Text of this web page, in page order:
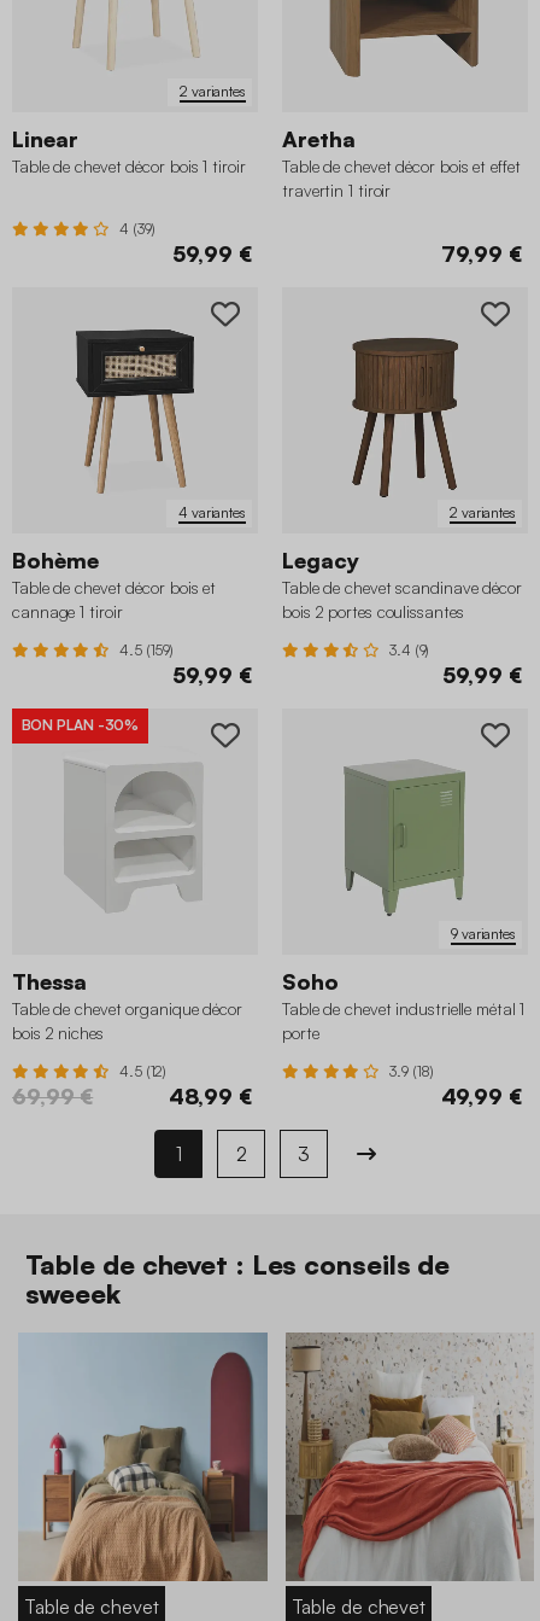
2 variantes
Linear
Table de chevet décor bois 1 tiroir
4 (39)
59,99 €
Aretha
Table de chevet décor bois et effet
travertin 1 tiroir
79,99 €
4 variantes
Bohème
Table de chevet décor bois et
cannage 1 tiroir
4.5 (159)
59,99 €
2 variantes
Legacy
Table de chevet scandinave décor
bois 2 portes coulissantes
3.4 (9)
59,99 €
BON PLAN -30%
Thessa
Table de chevet organique décor
bois 2 niches
4.5 (12)
69,99 € 48,99 €
9 variantes
Soho
Table de chevet industrielle métal 1
porte
3.9 (18)
49,99 €
1 2 3
Table de chevet : Les conseils de
sweeek
Table de chevet Table de chevet